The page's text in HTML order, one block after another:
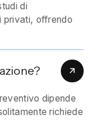
di
privati, offrendo
dipende
richiede